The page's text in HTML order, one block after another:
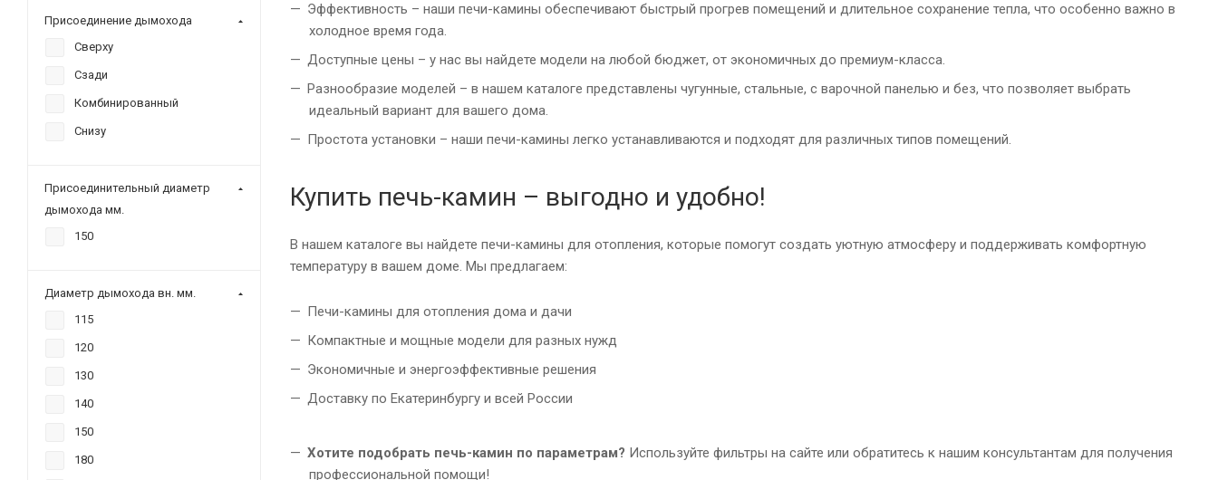
Эффективность – наши печи-камины обеспечивают быстрый прогрев помещений и длительное сохранение тепла, что особенно важно в
холодное время года.
Доступные цены – у нас вы найдете модели на любой бюджет, от экономичных до премиум-класса.
Разнообразие моделей – в нашем каталоге представлены чугунные, стальные, с варочной панелью и без, что позволяет выбрать
идеальный вариант для вашего дома.
Простота установки – наши печи-камины легко устанавливаются и подходят для различных типов помещений.
Купить печь-камин – выгодно и удобно!
В нашем каталоге вы найдете печи-камины для отопления, которые помогут создать уютную атмосферу и поддерживать комфортную
температуру в вашем доме. Мы предлагаем:
Печи-камины для отопления дома и дачи
Компактные и мощные модели для разных нужд
Экономичные и энергоэффективные решения
Доставку по Екатеринбургу и всей России
Хотите подобрать печь-камин по параметрам? Используйте фильтры на сайте или обратитесь к нашим консультантам для получения
профессиональной помощи!
Присоединение дымохода
Сверху
Сзади
Комбинированный
Снизу
Присоединительный диаметр
дымохода мм.
150
Диаметр дымохода вн. мм.
115
120
130
140
150
180